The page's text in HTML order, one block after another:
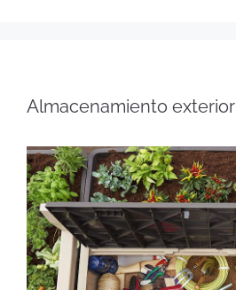
Almacenamiento exterior